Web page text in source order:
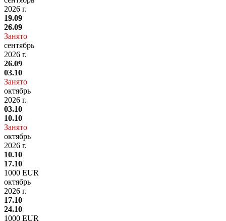
2026 г.
19.09
26.09
Занято
сентябрь
2026 г.
26.09
03.10
Занято
октябрь
2026 г.
03.10
10.10
Занято
октябрь
2026 г.
10.10
17.10
1000 EUR
октябрь
2026 г.
17.10
24.10
1000 EUR